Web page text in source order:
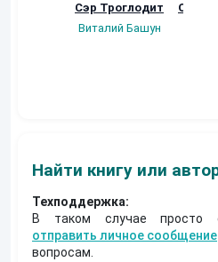
Сэр Троглодит
Виталий Башун
Найти книгу или
Техподдержка:
В таком случае просто
отправить личное сообщение
вопросам.